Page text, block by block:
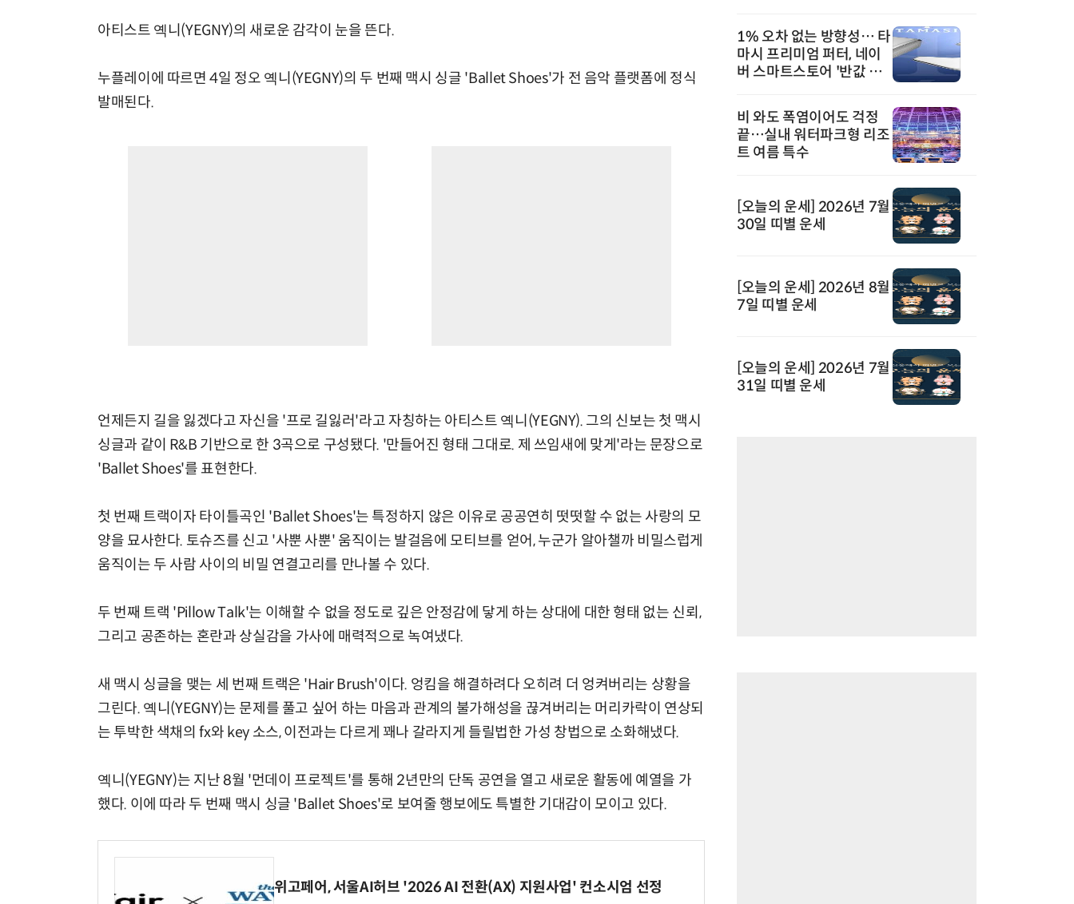
아티스트 옉니(YEGNY)의 새로운 감각이 눈을 뜬다.
누플레이에 따르면 4일 정오 옉니(YEGNY)의 두 번째 맥시 싱글 'Ballet Shoes'가 전 음악 플랫폼에 정식
발매된다.
언제든지 길을 잃겠다고 자신을 '프로 길잃러'라고 자칭하는 아티스트 옉니(YEGNY). 그의 신보는 첫 맥시
싱글과 같이 R&B 기반으로 한 3곡으로 구성됐다. '만들어진 형태 그대로. 제 쓰임새에 맞게'라는 문장으로
'Ballet Shoes'를 표현한다.
첫 번째 트랙이자 타이틀곡인 'Ballet Shoes'는 특정하지 않은 이유로 공공연히 떳떳할 수 없는 사랑의 모
양을 묘사한다. 토슈즈를 신고 '사뿐 사뿐' 움직이는 발걸음에 모티브를 얻어, 누군가 알아챌까 비밀스럽게
움직이는 두 사람 사이의 비밀 연결고리를 만나볼 수 있다.
두 번째 트랙 'Pillow Talk'는 이해할 수 없을 정도로 깊은 안정감에 닿게 하는 상대에 대한 형태 없는 신뢰,
그리고 공존하는 혼란과 상실감을 가사에 매력적으로 녹여냈다.
새 맥시 싱글을 맺는 세 번째 트랙은 'Hair Brush'이다. 엉킴을 해결하려다 오히려 더 엉켜버리는 상황을
그린다. 옉니(YEGNY)는 문제를 풀고 싶어 하는 마음과 관계의 불가해성을 끊겨버리는 머리카락이 연상되
는 투박한 색채의 fx와 key 소스, 이전과는 다르게 꽤나 갈라지게 들릴법한 가성 창법으로 소화해냈다.
옉니(YEGNY)는 지난 8월 '먼데이 프로젝트'를 통해 2년만의 단독 공연을 열고 새로운 활동에 예열을 가
했다. 이에 따라 두 번째 맥시 싱글 'Ballet Shoes'로 보여줄 행보에도 특별한 기대감이 모이고 있다.
위고페어, 서울AI허브 '2026 AI 전환(AX) 지원사업' 컨소시엄 선정
1% 오차 없는 방향성… 타
마시 프리미엄 퍼터, 네이
버 스마트스토어 '반값 할
비 와도 폭염이어도 걱정
끝…실내 워터파크형 리조
트 여름 특수
[오늘의 운세] 2026년 7월
30일 띠별 운세
[오늘의 운세] 2026년 8월
7일 띠별 운세
[오늘의 운세] 2026년 7월
31일 띠별 운세